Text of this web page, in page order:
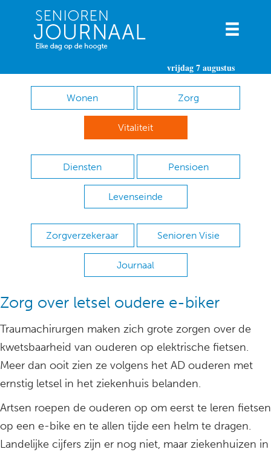
vrijdag 7 augustus
Wonen Zorg
Vitaliteit
Diensten Pensioen
Levenseinde
Zorgverzekeraar Senioren Visie
Journaal
Zorg over letsel oudere e-biker
Traumachirurgen maken zich grote zorgen over de
kwetsbaarheid van ouderen op elektrische fietsen.
Meer dan ooit zien ze volgens het AD ouderen met
ernstig letsel in het ziekenhuis belanden.
Artsen roepen de ouderen op om eerst te leren fietsen
op een e-bike en te allen tijde een helm te dragen.
Landelijke cijfers zijn er nog niet, maar ziekenhuizen in